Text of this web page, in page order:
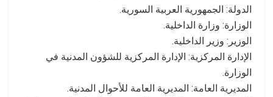
الدولة: الجمهورية العربية السورية.
الوزارة: وزارة الداخلية.
الوزير: وزير الداخلية.
الإدارة المركزية: الإدارة المركزية للشؤون المدنية في
الوزارة.
المديرية العامة: المديرية العامة للأحوال المدنية.